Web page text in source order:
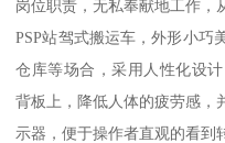
岗位职责，无私奉献地工作，
PSP站驾式搬运车，外形小巧
仓库等场合，采用人性化设
背板上，降低人体的疲劳感，
示器，便于操作者直观的看